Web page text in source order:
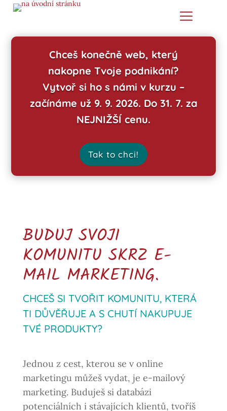
Chceš konečně web, který
nakopne Tvoje podnikání?
Vytvoř si ho s námi v kurzu –
začínáme už 9. 9. 2026. Do 31. 7. za
NEJNIŽŠÍ cenu.
Tak to chci!
BUDUJ SVOJI
KOMUNITU SKRZ E-
MAIL MARKETING.
CHCEŠ SI TVOŘIT KOMUNITU, KTERÁ
TI DŮVĚŘUJE A S CHUTÍ NAKUPUJE
TVÉ PRODUKTY?
Jednou z cest, kterou se v online
marketingu můžeš vydat, je e-mailový
marketing. Buduješ si databázi
potenciálních i stávajících klientů, tvoříš